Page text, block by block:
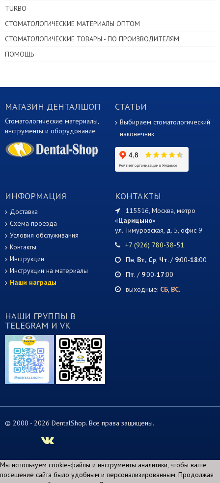
TURBO
СТОМАТОЛОГИЧЕСКИЕ МАТЕРИАЛЫ ОПТОМ
СТОМАТОЛОГИЧЕСКИЕ ТОВАРЫ - ПО ПРОИЗВОДИТЕЛЯМ
ПОМОЩЬ
МАГАЗИН ДЕНТАЛШОП
Стоматологические материалы,
инструменты и оборудование
СТАТЬИ
Выбираем стоматологический
наконечник
ИНФОРМАЦИЯ
Доставка
Схема проезда
Условия обслуживания
Контакты
Инструкции
Инструкции на материалы
Наши награды
КОНТАКТЫ
115516, Москва, метро
«Царицыно»
ул. Тимуровская, д. 5, офис 9
+7 (926) 780-38-51
Пн, Вт, Ср, Чт. / 9:00-18:00
Пт. / 9:00-17:00
выходные: СБ, ВС.
НАШИ ГРУППЫ В
TELEGRAM И VK
© 2000 - 2026 DentalShop. Все права защищены.
Мы используем cookie-файлы и инструменты аналитики, чтобы ваше
посещение сайта было удобным и персонализированным. Продолжая